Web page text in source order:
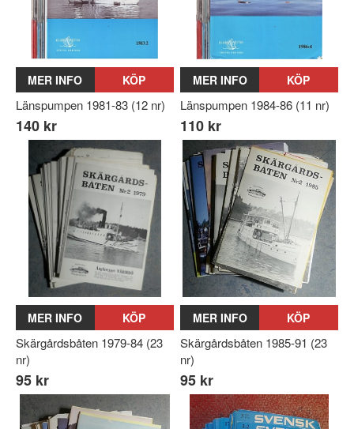
MER INFO KÖP
Länspumpen 1981-83 (12 nr)
140 kr
MER INFO KÖP
Länspumpen 1984-86 (11 nr)
110 kr
MER INFO KÖP
Skärgårdsbåten 1979-84 (23
nr)
95 kr
MER INFO KÖP
Skärgårdsbåten 1985-91 (23
nr)
95 kr